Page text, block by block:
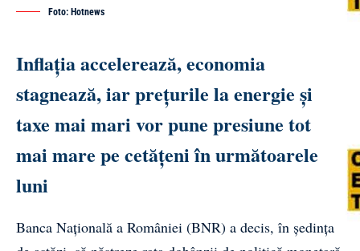
Foto: Hotnews
Inflația accelerează, economia
stagnează, iar prețurile la energie și
taxe mai mari vor pune presiune tot
mai mare pe cetățeni în următoarele
luni
Banca Națională a României (BNR) a decis, în ședința